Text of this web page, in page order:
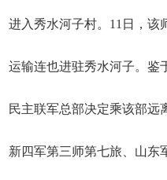
进入秀水河子村。11日，该
运输连也进驻秀水河子。鉴
民主联军总部决定乘该部远
新四军第三师第七旅、山东